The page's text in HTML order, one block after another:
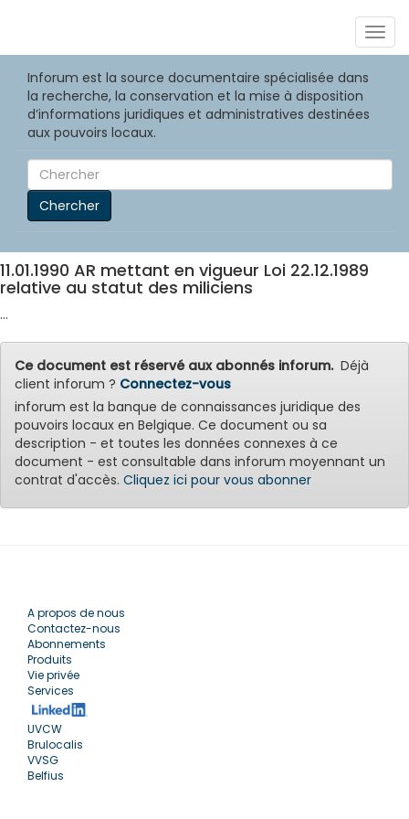
Inforum est la source documentaire spécialisée dans
la recherche, la conservation et la mise à disposition
d’informations juridiques et administratives destinées
aux pouvoirs locaux.
Chercher
11.01.1990 AR mettant en vigueur Loi 22.12.1989
relative au statut des miliciens
...
Ce document est réservé aux abonnés inforum.Déjà
client inforum ? Connectez-vous
inforum est la banque de connaissances juridique des
pouvoirs locaux en Belgique. Ce document ou sa
description - et toutes les données connexes à ce
document - est consultable dans inforum moyennant un
contrat d'accès. Cliquez ici pour vous abonner
A propos de nous
Contactez-nous
Abonnements
Produits
Vie privée
Services
UVCW
Brulocalis
VVSG
Belfius